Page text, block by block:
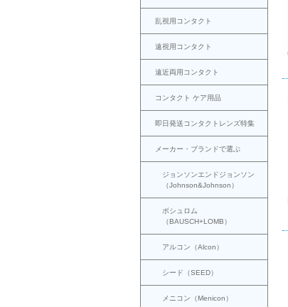
乱視用コンタクト
遠視用コンタクト
遠近両用コンタクト
コンタクト ケア用品
即日発送コンタクトレンズ特集
メーカー・ブランドで選ぶ
ジョンソンエンドジョンソン
（Johnson&Johnson）
ボシュロム
（BAUSCH+LOMB）
アルコン（Alcon）
シード（SEED）
メニコン（Menicon）